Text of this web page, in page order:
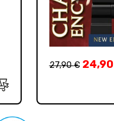
27,90€ 24,90